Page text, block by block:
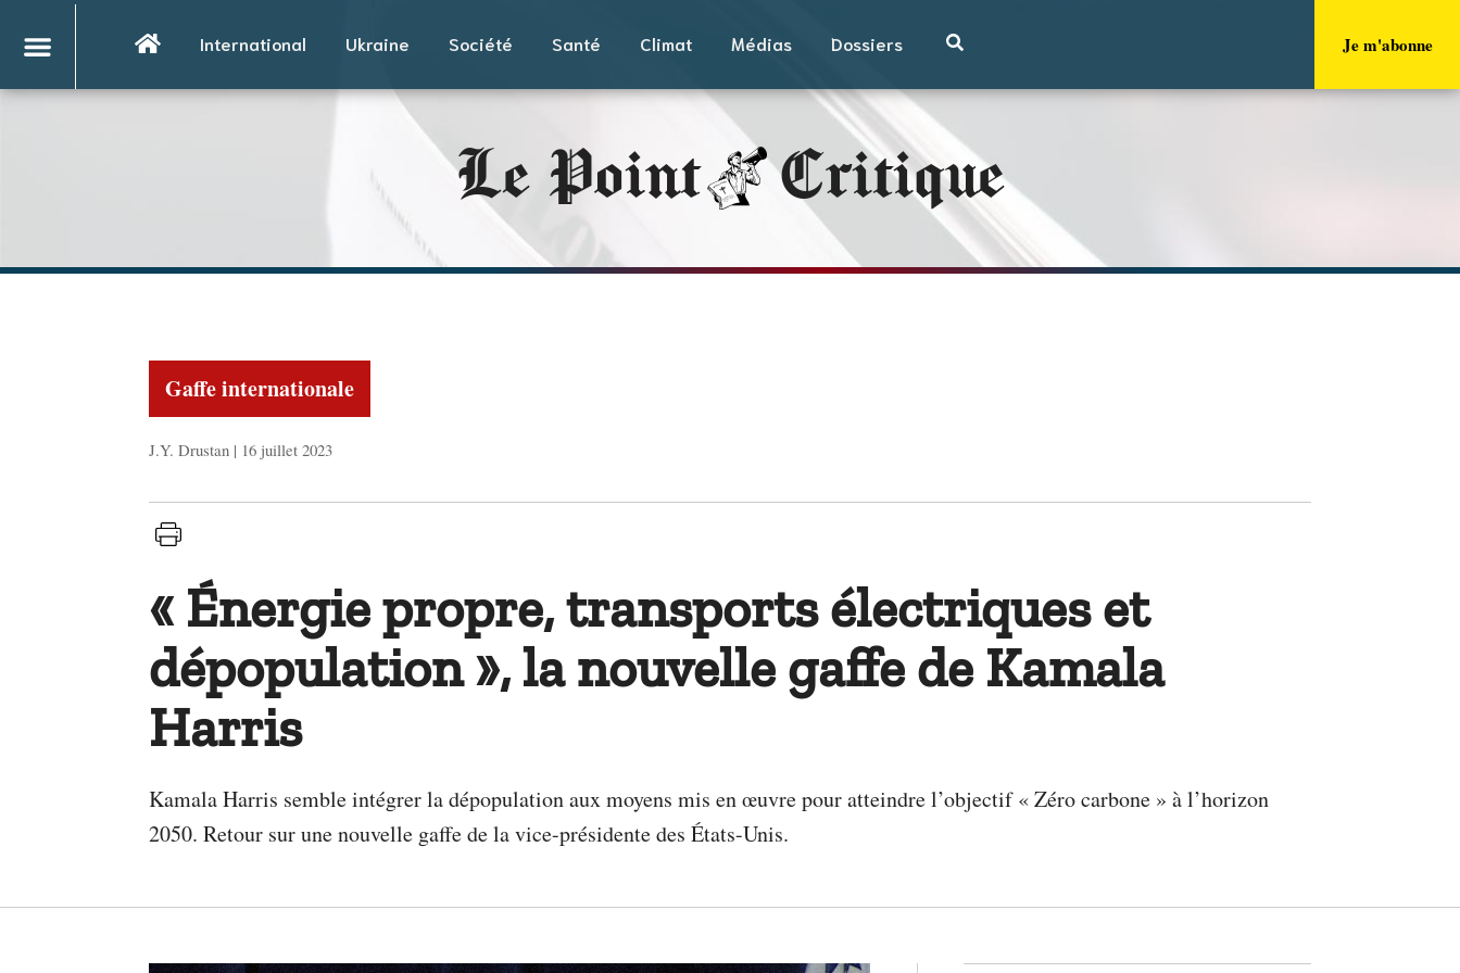
International Ukraine Société Santé Climat Médias Dossiers Je m'abonne
Le Point Critique
Gaffe internationale
J.Y. Drustan | 16 juillet 2023
« Énergie propre, transports électriques et
dépopulation », la nouvelle gaffe de Kamala
Harris
Kamala Harris semble intégrer la dépopulation aux moyens mis en œuvre pour atteindre l’objectif « Zéro carbone » à l’horizon
2050. Retour sur une nouvelle gaffe de la vice-présidente des États-Unis.